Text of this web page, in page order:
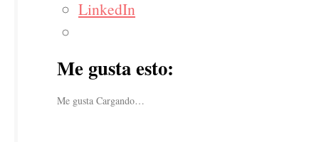
LinkedIn
Me gusta esto:
Me gusta Cargando…